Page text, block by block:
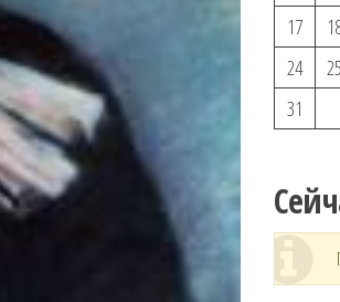
17
24
25
31